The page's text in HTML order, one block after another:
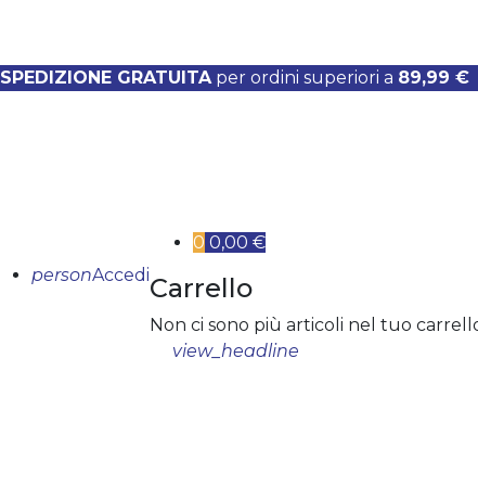
SPEDIZIONE GRATUITAper ordini superiori a 89,99 €
personAccedi
0 0,00 €
Carrello
Non ci sono più articoli nel tuo
view_headline